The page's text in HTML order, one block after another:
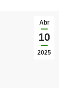
Abr
10
2025